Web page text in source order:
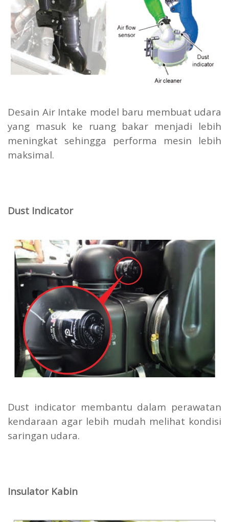
Desain Air Intake model baru membuat udara
yang masuk ke ruang bakar menjadi lebih
meningkat sehingga performa mesin lebih
maksimal.
Dust Indicator
Dust indicator membantu dalam perawatan
kendaraan agar lebih mudah melihat kondisi
saringan udara.
Insulator Kabin